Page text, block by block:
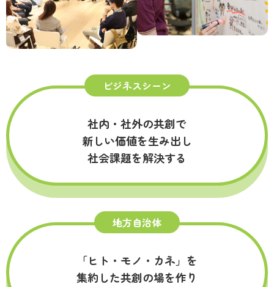
ビジネスシーン
社内・社外の共創で
新しい価値を生み出し
社会課題を解決する
地方自治体
「ヒト・モノ・カネ」を
集約した共創の場を作り